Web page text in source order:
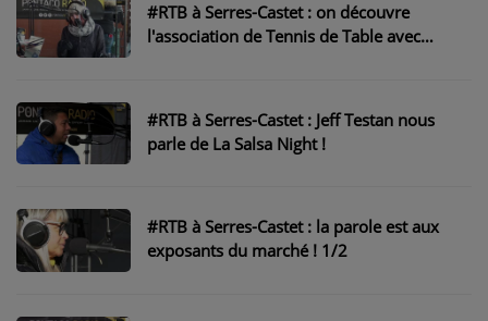
#RTB à Serres-Castet : on découvre
l'association de Tennis de Table avec
#RTB à Serres-Castet : Jeff Testan nous
parle de La Salsa Night !
#RTB à Serres-Castet : la parole est aux
exposants du marché ! 1/2